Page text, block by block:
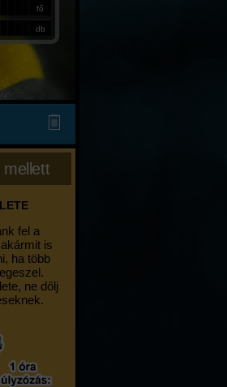
fő
db
mellett
fel a
is
ha több
ne dőlj